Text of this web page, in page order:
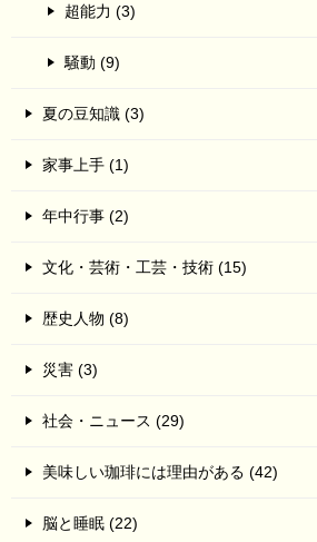
超能力 (3)
騒動 (9)
夏の豆知識 (3)
家事上手 (1)
年中行事 (2)
文化・芸術・工芸・技術 (15)
歴史人物 (8)
災害 (3)
社会・ニュース (29)
美味しい珈琲には理由がある (42)
脳と睡眠 (22)